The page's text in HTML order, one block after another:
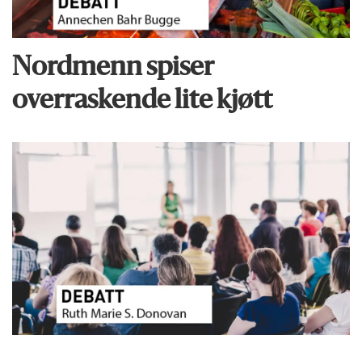
Nordmenn spiser
overraskende lite kjøtt